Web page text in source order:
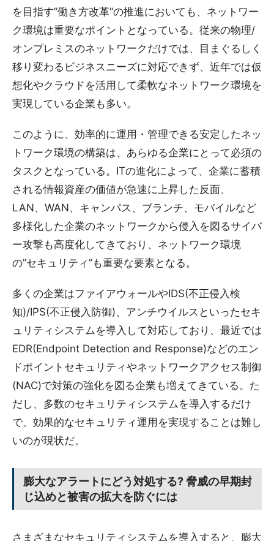
を目指す”働き方改革”の推進においても、ネットワー
ク環境は重要なポイントとなっている。従来の物理/
オンプレミスのネットワークだけでは、目まぐるしく
移り変わるビジネスニーズに対応できず、近年では仮
想化やクラウドを活用して柔軟なネットワーク環境を
実現している企業も多い。
このように、効率的に運用・管理できる安定したネッ
トワーク環境の構築は、あらゆる企業にとって必須の
タスクとなっている。ITの進化によって、企業に蓄積
される情報資産の価値が急速に上昇した反面、
LAN、WAN、キャンパス、ブランチ、モバイルなど
多様化した企業のネットワークから侵入を図るサイバ
ー攻撃も高度化してきており、ネットワーク環境
の”セキュリティ”も重要な要素となる。
多くの企業はファイアウォールやIDS(不正侵入検
知)/IPS(不正侵入防御)、アンチウイルスといったセキ
ュリティシステムを導入して対応しており、最近では
EDR(Endpoint Detection and Response)などのエン
ドポイントセキュリティやネットワークアクセス制御
(NAC)で対策の強化を図る企業も増えてきている。た
だし、多数のセキュリティシステムを導入するだけ
で、効果的なセキュリティ運用を実現することは難し
いのが現状だ。
膨大なアラートにどう対処する? 脅威の早期封
じ込めと被害の拡大を防ぐには
さまざまなセキュリティシステムを導入すると、膨大